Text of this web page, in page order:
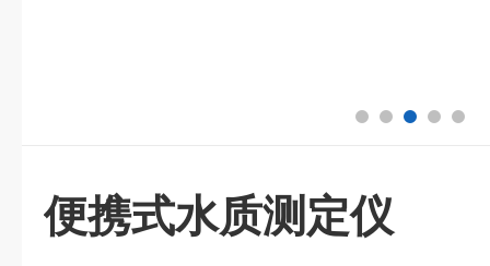
便携式水质测定仪